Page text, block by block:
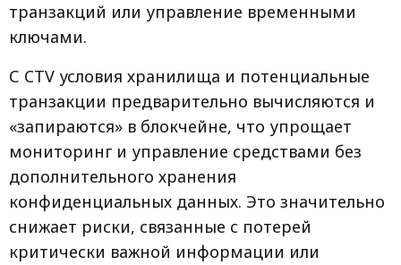
транзакций или управление временными
ключами.
С CTV условия хранилища и потенциальные
транзакции предварительно вычисляются и
«запираются» в блокчейне, что упрощает
мониторинг и управление средствами без
дополнительного хранения
конфиденциальных данных. Это значительно
снижает риски, связанные с потерей
критически важной информации или